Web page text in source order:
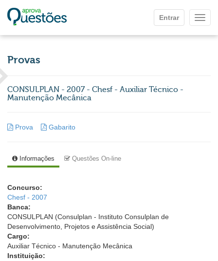
Entrar
Provas
CONSULPLAN - 2007 - Chesf - Auxiliar Técnico -
Manutenção Mecânica
Prova Gabarito
Informações Questões On-line
Concurso:
Chesf - 2007
Banca:
CONSULPLAN (Consulplan - Instituto Consulplan de
Desenvolvimento, Projetos e Assistência Social)
Cargo:
Auxiliar Técnico - Manutenção Mecânica
Instituição: